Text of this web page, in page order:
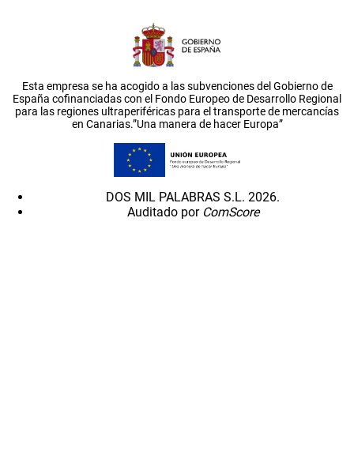
Esta empresa se ha acogido a las subvenciones del Gobierno de
España cofinanciadas con el Fondo Europeo de Desarrollo Regional
para las regiones ultraperiféricas para el transporte de mercancías
en Canarias.”Una manera de hacer Europa”
DOS MIL PALABRAS S.L. 2026.
Auditado por ComScore